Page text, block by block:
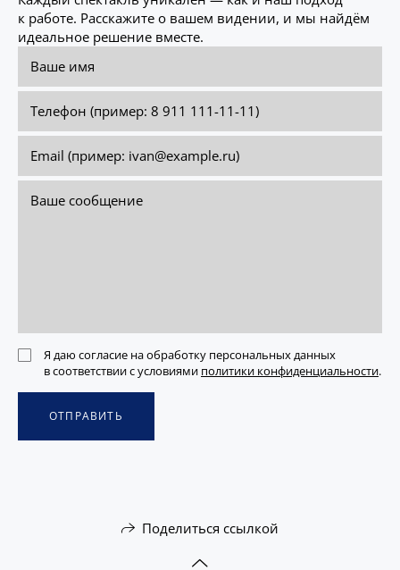
к работе. Расскажите о вашем видении, и мы найдём
идеальное решение вместе.
Я даю согласие на обработку персональных данных
в соответствии с условиями политики конфиденциальности.
ОТПРАВИТЬ
Поделиться ссылкой